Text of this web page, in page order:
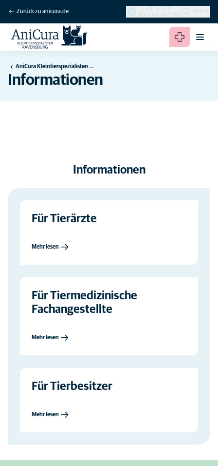
Zurück zu anicura.de
DEUTSCH
(DEUTSCHLAND)
SUCHE
AniCura Kleintierspezialisten Ravensburg
Informationen
Informationen
Für Tierärzte
Mehr lesen
Für Tiermedizinische
Fachangestellte
Mehr lesen
Für Tierbesitzer
Mehr lesen